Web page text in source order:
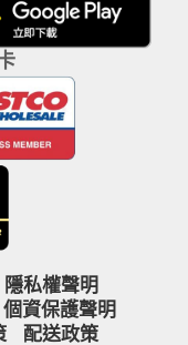
隱私權聲明
個資保護聲明
配送政策